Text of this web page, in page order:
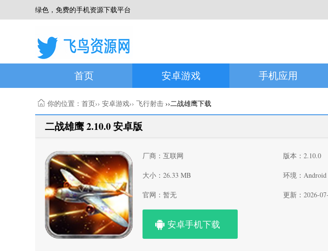
绿色，免费的手机资源下载平台
首页 安卓游戏 手机应用
你的位置： 首页›› 安卓游戏›› 飞行射击 ››二战雄鹰下载
二战雄鹰 2.10.0 安卓版
安卓手机下载
厂商：互联网 版本：2.10.0
大小：26.33 MB 环境：Android
官网：暂无 更新：2026-